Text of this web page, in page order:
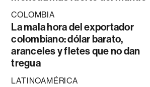
COLOMBIA
La mala hora del exportador
colombiano: dólar barato,
aranceles y fletes que no dan
tregua
LATINOAMÉRICA